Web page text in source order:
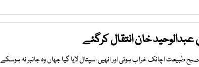
عبدالوحید خان انتقال کرگئے
طبیعت اچانک خراب ہوئی اور انہیں اسپتال لایا گیا جہاں وہ جانبر نہ ہوسکے